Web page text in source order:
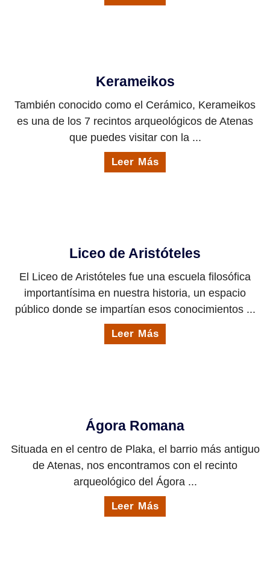
Kerameikos
También conocido como el Cerámico, Kerameikos
es una de los 7 recintos arqueológicos de Atenas
que puedes visitar con la ...
Leer Más
Liceo de Aristóteles
El Liceo de Aristóteles fue una escuela filosófica
importantísima en nuestra historia, un espacio
público donde se impartían esos conocimientos ...
Leer Más
Ágora Romana
Situada en el centro de Plaka, el barrio más antiguo
de Atenas, nos encontramos con el recinto
arqueológico del Ágora ...
Leer Más